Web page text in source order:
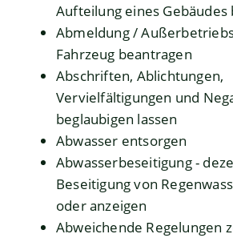
Aufteilung eines Gebäudes
Abmeldung /
Fahrzeug beantragen
Abschriften, Ablichtungen,
Vervielfältigungen und
beglaubigen lassen
Abwasser entsorgen
Abwasserbeseitigung -
Beseitigung von
oder anzeigen
Abweichende Regelungen